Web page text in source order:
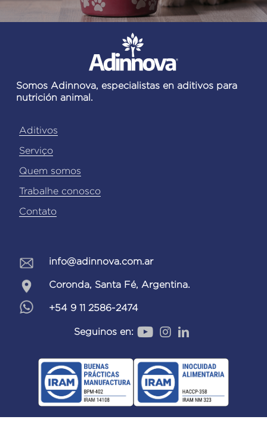
Somos Adinnova, especialistas en aditivos para
nutrición animal.
Aditivos
Serviço
Quem somos
Trabalhe conosco
Contato
info@adinnova.com.ar
Coronda, Santa Fé, Argentina.
+54 9 11 2586-2474
Seguinos en: